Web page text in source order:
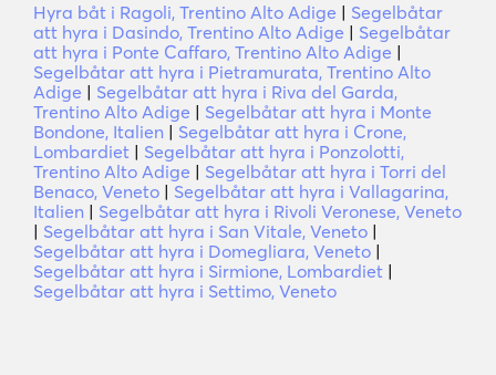
Hyra båt i Ragoli, Trentino Alto Adige | Segelbåtar
att hyra i Dasindo, Trentino Alto Adige | Segelbåtar
att hyra i Ponte Caffaro, Trentino Alto Adige |
Segelbåtar att hyra i Pietramurata, Trentino Alto
Adige | Segelbåtar att hyra i Riva del Garda,
Trentino Alto Adige | Segelbåtar att hyra i Monte
Bondone, Italien | Segelbåtar att hyra i Crone,
Lombardiet | Segelbåtar att hyra i Ponzolotti,
Trentino Alto Adige | Segelbåtar att hyra i Torri del
Benaco, Veneto | Segelbåtar att hyra i Vallagarina,
Italien | Segelbåtar att hyra i Rivoli Veronese, Veneto
| Segelbåtar att hyra i San Vitale, Veneto |
Segelbåtar att hyra i Domegliara, Veneto |
Segelbåtar att hyra i Sirmione, Lombardiet |
Segelbåtar att hyra i Settimo, Veneto